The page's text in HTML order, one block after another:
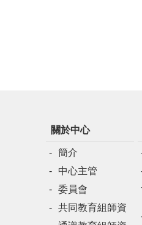
關於中心
簡介
中心主管
委員會
共同教育組師資